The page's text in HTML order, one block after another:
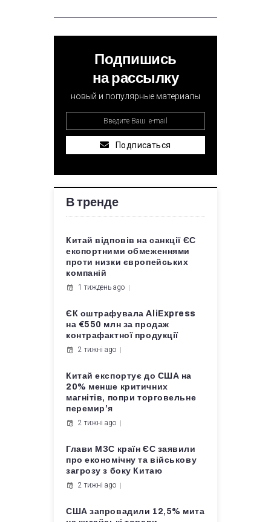
Подпишись
на рассылку
новый и популярные материалы
Подписаться
В тренде
Китай відповів на санкції ЄС
експортними обмеженнями
проти низки європейських
компаній
1 тиждень ago
ЄК оштрафувала AliExpress
на €550 млн за продаж
контрафактної продукції
2 тижні ago
Китай експортує до США на
20% менше критичних
магнітів, попри торговельне
перемир’я
2 тижні ago
Глави МЗС країн ЄС заявили
про економічну та військову
загрозу з боку Китаю
2 тижні ago
США запровадили 12,5% мита